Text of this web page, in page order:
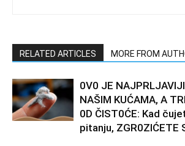
RELATED ARTICLES MORE FROM
0V0 JE
NAŠlM KUĆAMA, A
0D ČIST0ĆE: Kad
pitanju, ZGR0ZIĆETE